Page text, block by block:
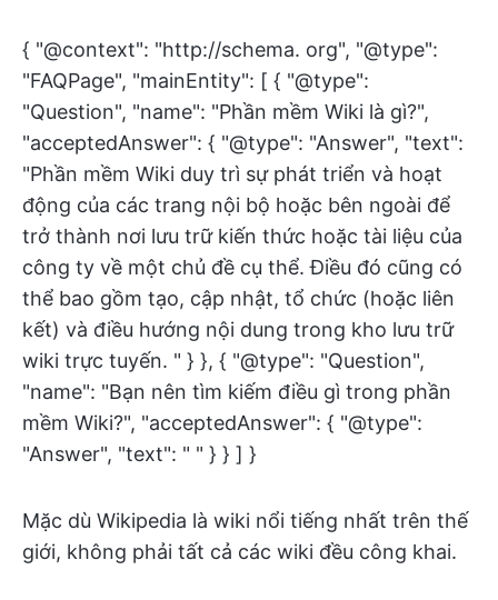
{ "@context": "http://schema. org", "@type":
"FAQPage", "mainEntity": [ { "@type":
"Question", "name": "Phần mềm Wiki là gì?",
"acceptedAnswer": { "@type": "Answer", "text":
"Phần mềm Wiki duy trì sự phát triển và hoạt
động của các trang nội bộ hoặc bên ngoài để
trở thành nơi lưu trữ kiến thức hoặc tài liệu của
công ty về một chủ đề cụ thể. Điều đó cũng có
thể bao gồm tạo, cập nhật, tổ chức (hoặc liên
kết) và điều hướng nội dung trong kho lưu trữ
wiki trực tuyến. " } }, { "@type": "Question",
"name": "Bạn nên tìm kiếm điều gì trong phần
mềm Wiki?", "acceptedAnswer": { "@type":
"Answer", "text": " " } } ] }
Mặc dù Wikipedia là wiki nổi tiếng nhất trên thế
giới, không phải tất cả các wiki đều công khai.